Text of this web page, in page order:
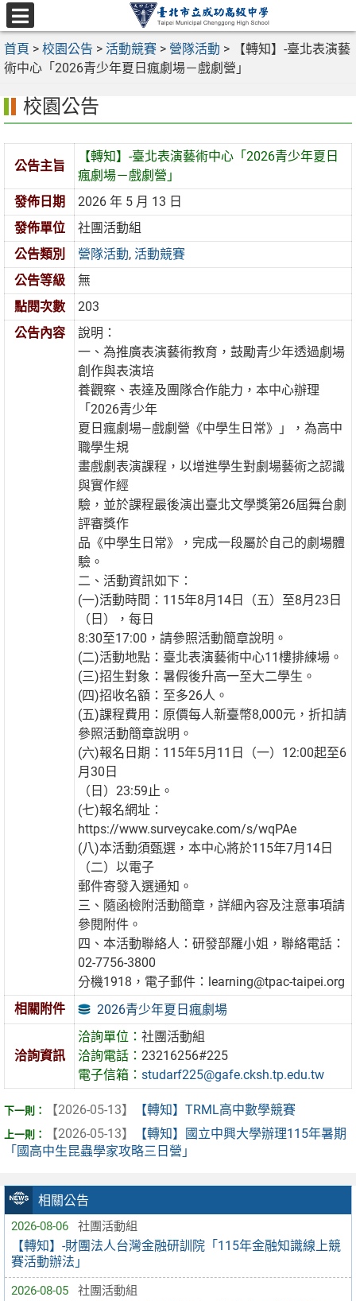
跳
至
主
要
區
選
單
首頁 > 校園公告 > 活動競賽 > 營隊活動 >
【轉知】-臺北表演藝
術中心「2026青少年夏日瘋劇場－戲劇營」
相關公告
2026-08-06 社團活動組
【轉知】-財團法人台灣金融研訓院「115年金融知識線上競
賽活動辦法」
2026-08-05 社團活動組
校園公告
公告主旨
【轉知】-臺北表演藝術中心「2026青少年夏日
瘋劇場－戲劇營」
發佈日期
2026 年 5 月 13 日
發佈單位
社團活動組
公告類別
營隊活動,活動競賽
公告等級
無
點閱次數
203
公告內容
說明：
一、為推廣表演藝術教育，鼓勵青少年透過劇場
創作與表演培
養觀察、表達及團隊合作能力，本中心辦理
「2026青少年
夏日瘋劇場—戲劇營《中學生日常》」，為高中
職學生規
畫戲劇表演課程，以增進學生對劇場藝術之認識
與實作經
驗，並於課程最後演出臺北文學獎第26屆舞台劇
評審獎作
品《中學生日常》，完成一段屬於自己的劇場體
驗。
二、活動資訊如下：
(一)活動時間：115年8月14日（五）至8月23日
（日），每日
8:30至17:00，請參照活動簡章說明。
(二)活動地點：臺北表演藝術中心11樓排練場。
(三)招生對象：暑假後升高一至大二學生。
(四)招收名額：至多26人。
(五)課程費用：原價每人新臺幣8,000元，折扣請
參照活動簡章說明。
(六)報名日期：115年5月11日（一）12:00起至6
月30日
（日）23:59止。
(七)報名網址：
https://www.surveycake.com/s/wqPAe
(八)本活動須甄選，本中心將於115年7月14日
（二）以電子
郵件寄發入選通知。
三、隨函檢附活動簡章，詳細內容及注意事項請
參閱附件。
四、本活動聯絡人：研發部羅小姐，聯絡電話：
02-7756-3800
分機1918，電子郵件：learning@tpac-taipei.org
相關附件
2026青少年夏日瘋劇場
洽詢資訊
洽詢單位：社團活動組
洽詢電話：23216256#225
電子信箱：studarf225@gafe.cksh.tp.edu.tw
【2026-05-13】
【轉知】TRML高中數學競賽
【2026-05-13】
【轉知】國立中興大學辦理115年暑期
「國高中生昆蟲學家攻略三日營」